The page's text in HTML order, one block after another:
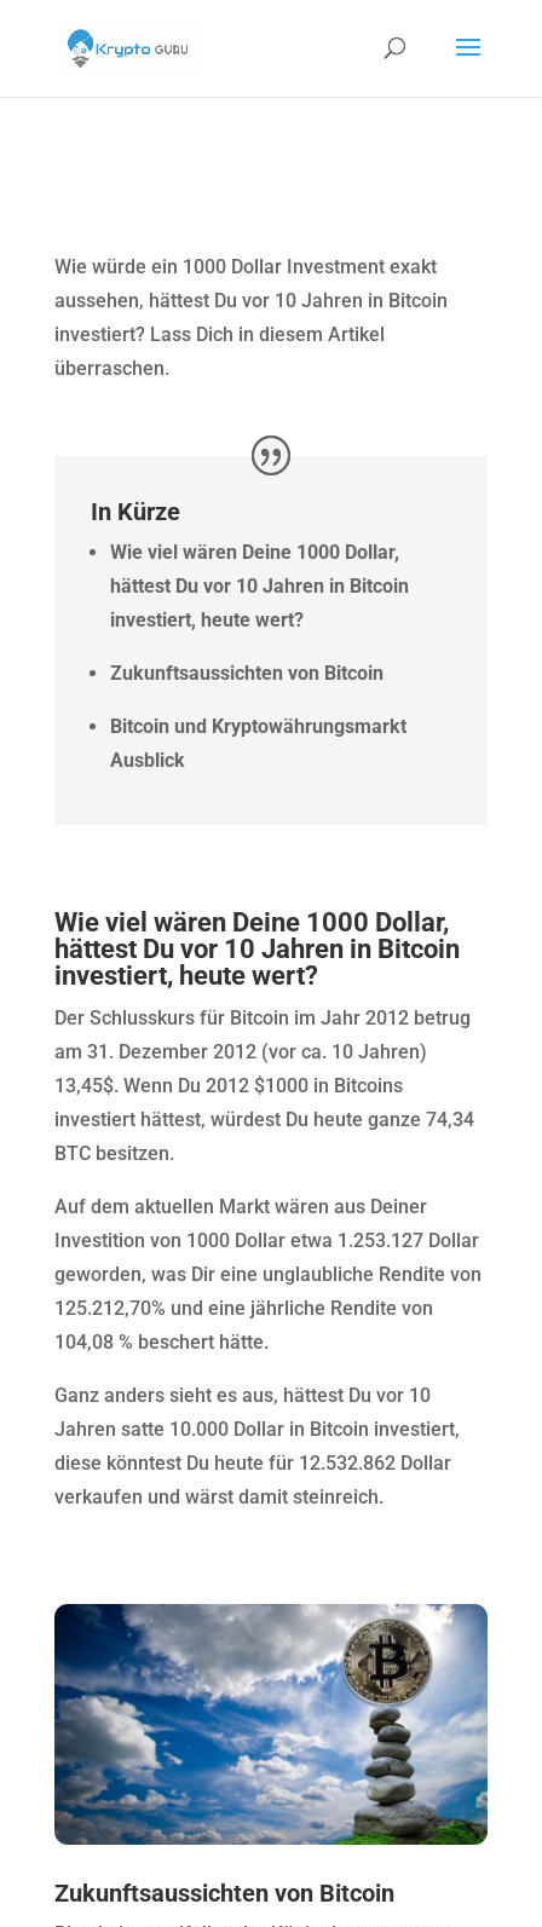
Wie würde ein 1000 Dollar Investment exakt
aussehen, hättest Du vor 10 Jahren in Bitcoin
investiert? Lass Dich in diesem Artikel
überraschen.
In Kürze
Wie viel wären Deine 1000 Dollar,
hättest Du vor 10 Jahren in Bitcoin
investiert, heute wert?
Zukunftsaussichten von Bitcoin
Bitcoin und Kryptowährungsmarkt
Ausblick
Wie viel wären Deine 1000 Dollar,
hättest Du vor 10 Jahren in Bitcoin
investiert, heute wert?
Der Schlusskurs für Bitcoin im Jahr 2012 betrug
am 31. Dezember 2012 (vor ca. 10 Jahren)
13,45$. Wenn Du 2012 $1000 in Bitcoins
investiert hättest, würdest Du heute ganze 74,34
BTC besitzen.
Auf dem aktuellen Markt wären aus Deiner
Investition von 1000 Dollar etwa 1.253.127 Dollar
geworden, was Dir eine unglaubliche Rendite von
125.212,70% und eine jährliche Rendite von
104,08 % beschert hätte.
Ganz anders sieht es aus, hättest Du vor 10
Jahren satte 10.000 Dollar in Bitcoin investiert,
diese könntest Du heute für 12.532.862 Dollar
verkaufen und wärst damit steinreich.
Zukunftsaussichten von Bitcoin